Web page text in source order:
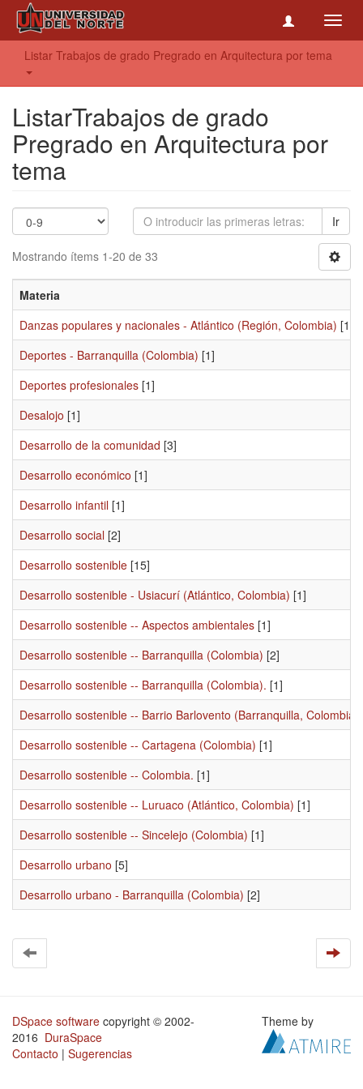
Listar Trabajos de grado Pregrado en Arquitectura por tema
ListarTrabajos de grado
Pregrado en Arquitectura por
tema
Ir
Mostrando ítems 1-20 de 33
Materia
Danzas populares y nacionales - Atlántico (Región, Colombia) [1]
Deportes - Barranquilla (Colombia) [1]
Deportes profesionales [1]
Desalojo [1]
Desarrollo de la comunidad [3]
Desarrollo económico [1]
Desarrollo infantil [1]
Desarrollo social [2]
Desarrollo sostenible [15]
Desarrollo sostenible - Usiacurí (Atlántico, Colombia) [1]
Desarrollo sostenible -- Aspectos ambientales [1]
Desarrollo sostenible -- Barranquilla (Colombia) [2]
Desarrollo sostenible -- Barranquilla (Colombia). [1]
Desarrollo sostenible -- Barrio Barlovento (Barranquilla, Colombia)
Desarrollo sostenible -- Cartagena (Colombia) [1]
Desarrollo sostenible -- Colombia. [1]
Desarrollo sostenible -- Luruaco (Atlántico, Colombia) [1]
Desarrollo sostenible -- Sincelejo (Colombia) [1]
Desarrollo urbano [5]
Desarrollo urbano - Barranquilla (Colombia) [2]
DSpace software copyright © 2002-
2016 DuraSpace
Contacto | Sugerencias
Theme by